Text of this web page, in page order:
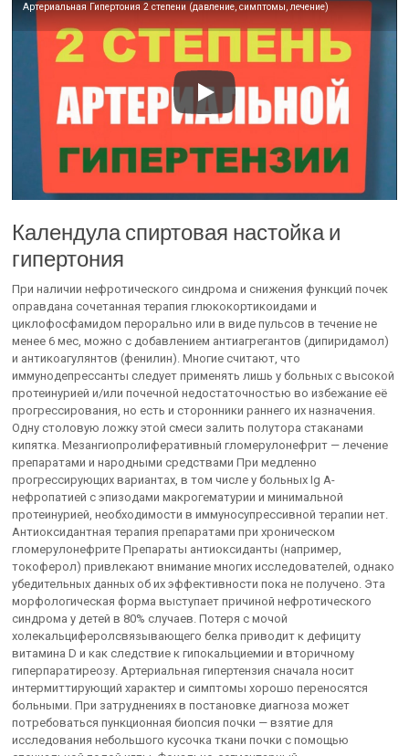
Артериальная Гипертония 2 степени (давление, симптомы, лечение)
Календула спиртовая настойка и
гипертония
При наличии нефротического синдрома и снижения функций почек
оправдана сочетанная терапия глюкокортикоидами и
циклофосфамидом перорально или в виде пульсов в течение не
менее 6 мес, можно с добавлением антиагрегантов (дипиридамол)
и антикоагулянтов (фенилин). Многие считают, что
иммунодепрессанты следует применять лишь у больных с высокой
протеинурией и/или почечной недостаточностью во избежание её
прогрессирования, но есть и сторонники раннего их назначения.
Одну столовую ложку этой смеси залить полутора стаканами
кипятка. Мезангиопролиферативный гломерулонефрит — лечение
препаратами и народными средствами При медленно
прогрессирующих вариантах, в том числе у больных Ig A-
нефропатией с эпизодами макрогематурии и минимальной
протеинурией, необходимости в иммуносупрессивной терапии нет.
Антиоксидантная терапия препаратами при хроническом
гломерулонефрите Препараты антиоксиданты (например,
токоферол) привлекают внимание многих исследователей, однако
убедительных данных об их эффективности пока не получено. Эта
морфологическая форма выступает причиной нефротического
синдрома у детей в 80% случаев. Потеря с мочой
холекальциферолсвязывающего белка приводит к дефициту
витамина D и как следствие к гипокальциемии и вторичному
гиперпаратиреозу. Артериальная гипертензия сначала носит
интермиттирующий характер и симптомы хорошо переносятся
больными. При затруднениях в постановке диагноза может
потребоваться пункционная биопсия почки — взятие для
исследования небольшого кусочка ткани почки с помощью